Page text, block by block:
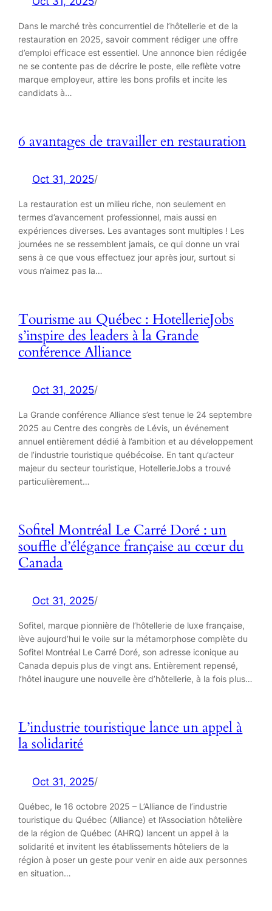
Dans le marché très concurrentiel de l’hôtellerie et de la
restauration en 2025, savoir comment rédiger une offre
d’emploi efficace est essentiel. Une annonce bien rédigée
ne se contente pas de décrire le poste, elle reflète votre
marque employeur, attire les bons profils et incite les
candidats à…
6 avantages de travailler en restauration
Oct 31, 2025/
La restauration est un milieu riche, non seulement en
termes d’avancement professionnel, mais aussi en
expériences diverses. Les avantages sont multiples ! Les
journées ne se ressemblent jamais, ce qui donne un vrai
sens à ce que vous effectuez jour après jour, surtout si
vous n’aimez pas la…
Tourisme au Québec : HotellerieJobs
s’inspire des leaders à la Grande
conférence Alliance
Oct 31, 2025/
La Grande conférence Alliance s’est tenue le 24 septembre
2025 au Centre des congrès de Lévis, un événement
annuel entièrement dédié à l’ambition et au développement
de l’industrie touristique québécoise. En tant qu’acteur
majeur du secteur touristique, HotellerieJobs a trouvé
particulièrement…
Sofitel Montréal Le Carré Doré : un
souffle d’élégance française au cœur du
Canada
Oct 31, 2025/
Sofitel, marque pionnière de l’hôtellerie de luxe française,
lève aujourd’hui le voile sur la métamorphose complète du
Sofitel Montréal Le Carré Doré, son adresse iconique au
Canada depuis plus de vingt ans. Entièrement repensé,
l’hôtel inaugure une nouvelle ère d’hôtellerie, à la fois plus…
L’industrie touristique lance un appel à
la solidarité
Oct 31, 2025/
Québec, le 16 octobre 2025 – L’Alliance de l’industrie
touristique du Québec (Alliance) et l’Association hôtelière
de la région de Québec (AHRQ) lancent un appel à la
solidarité et invitent les établissements hôteliers de la
région à poser un geste pour venir en aide aux personnes
en situation…